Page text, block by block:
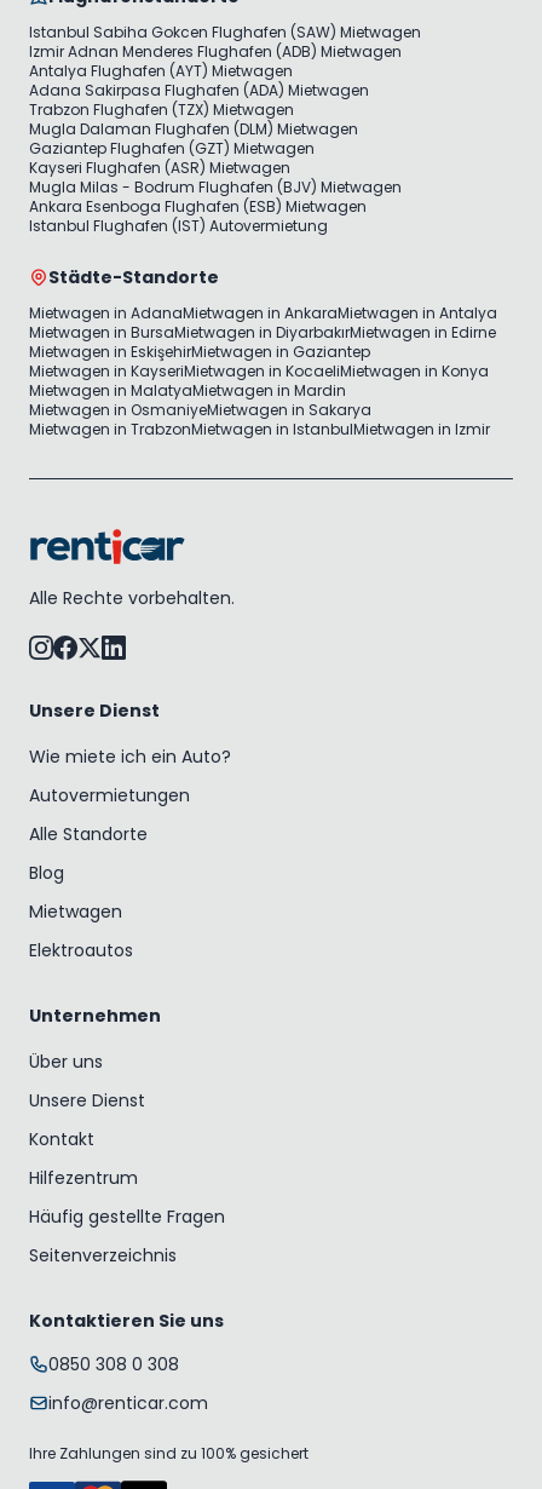
Istanbul Sabiha Gokcen Flughafen (SAW) Mietwagen
Izmir Adnan Menderes Flughafen (ADB) Mietwagen
Antalya Flughafen (AYT) Mietwagen
Adana Sakirpasa Flughafen (ADA) Mietwagen
Trabzon Flughafen (TZX) Mietwagen
Mugla Dalaman Flughafen (DLM) Mietwagen
Gaziantep Flughafen (GZT) Mietwagen
Kayseri Flughafen (ASR) Mietwagen
Mugla Milas - Bodrum Flughafen (BJV) Mietwagen
Ankara Esenboga Flughafen (ESB) Mietwagen
Istanbul Flughafen (IST) Autovermietung
Städte-Standorte
Mietwagen in AdanaMietwagen in AnkaraMietwagen in Antalya
Mietwagen in BursaMietwagen in DiyarbakırMietwagen in Edirne
Mietwagen in EskişehirMietwagen in Gaziantep
Mietwagen in KayseriMietwagen in KocaeliMietwagen in Konya
Mietwagen in MalatyaMietwagen in Mardin
Mietwagen in OsmaniyeMietwagen in Sakarya
Mietwagen in TrabzonMietwagen in IstanbulMietwagen in Izmir
Alle Rechte vorbehalten.
Unsere Dienst
Wie miete ich ein Auto?
Autovermietungen
Alle Standorte
Blog
Mietwagen
Elektroautos
Unternehmen
Über uns
Unsere Dienst
Kontakt
Hilfezentrum
Häufig gestellte Fragen
Seitenverzeichnis
Kontaktieren Sie uns
0850 308 0 308
info@renticar.com
Ihre Zahlungen sind zu 100% gesichert